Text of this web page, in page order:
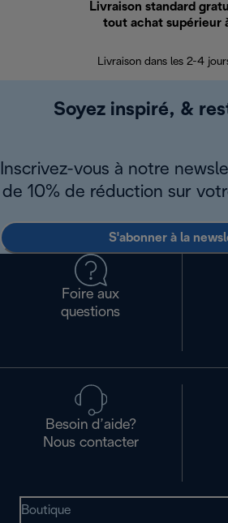
Livraison standard
tout achat supérieur
Livraison dans les 2-4
Soyez inspiré, &
Inscrivez-vous à notre
de 10% de réduction sur
S'abonner à la
Foire aux
questions
Besoin d’aide?
Nous contacter
Boutique